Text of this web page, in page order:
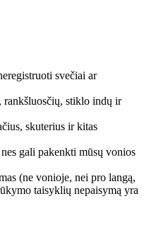
svečiai ar
rankšluosčių, stiklo indų ir
skuterius ir kitas
gali pakenkti mūsų vonios
(ne vonioje, nei pro langą,
taisyklių nepaisymą yra